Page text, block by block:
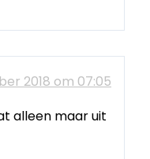
2018 om 07:05
alleen maar uit